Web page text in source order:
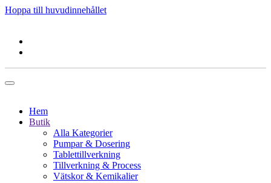
Hoppa till huvudinnehållet
Hem
Butik
Alla Kategorier
Pumpar & Dosering
Tablettillverkning
Tillverkning & Process
Vätskor & Kemikalier